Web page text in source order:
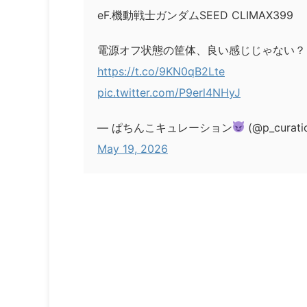
eF.機動戦士ガンダムSEED CLIMAX399
電源オフ状態の筐体、良い感じじゃない？
https://t.co/9KN0qB2Lte
pic.twitter.com/P9erl4NHyJ
— ぱちんこキュレーション
May 19, 2026